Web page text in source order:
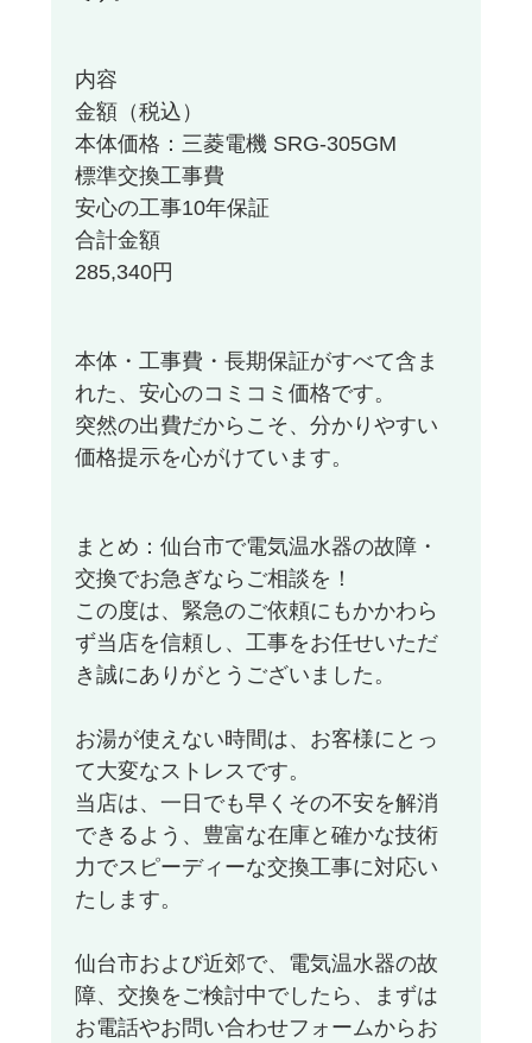
内容
金額（税込）
本体価格：三菱電機 SRG-305GM
標準交換工事費
安心の工事10年保証
合計金額
285,340円
本体・工事費・長期保証がすべて含ま
れた、安心のコミコミ価格です。
突然の出費だからこそ、分かりやすい
価格提示を心がけています。
まとめ：仙台市で電気温水器の故障・
交換でお急ぎならご相談を！
この度は、緊急のご依頼にもかかわら
ず当店を信頼し、工事をお任せいただ
き誠にありがとうございました。
お湯が使えない時間は、お客様にとっ
て大変なストレスです。
当店は、一日でも早くその不安を解消
できるよう、豊富な在庫と確かな技術
力でスピーディーな交換工事に対応い
たします。
仙台市および近郊で、電気温水器の故
障、交換をご検討中でしたら、まずは
お電話やお問い合わせフォームからお